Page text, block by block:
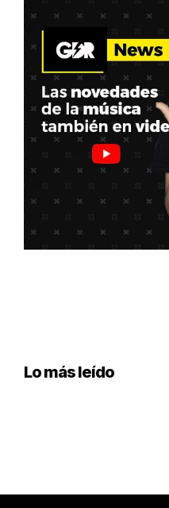
Lo más leído